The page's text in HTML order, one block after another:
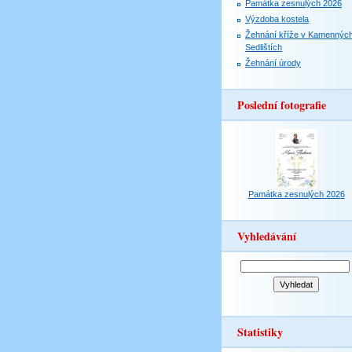
Památka zesnulých 2026
Výzdoba kostela
Žehnání kříže v
Sedlištích
Žehnání úrody
Poslední fotografie
Památka zesnulých 2026
Vyhledávání
Statistiky